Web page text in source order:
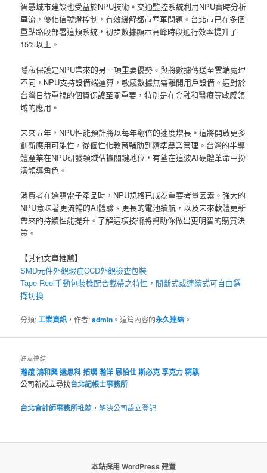
智慧城市建設也受益於NPU技術。交通監控系統利用NPU實時分析
車流，優化信號燈控制，有效緩解都市塞車問題。台北市已在多個
重點路段部署這類系統，初步數據顯示高峰時段通行效率提升了
15%以上。
隱私保護是NPU帶來的另一項重要優勢。與將數據傳送至雲端處理
不同，NPU支持設備端運算，敏感數據無需離開用戶設備。這對於
台灣日益重視的個資保護至關重要，特別是在金融和醫療等敏感領
域的應用。
未來五年，NPU性能預計將以每年翻倍的速度增長。這將開啟更多
創新應用可能性，從個性化教育輔助到精準農業管理。台灣的半導
體產業在NPU研發領域佔據關鍵地位，有望在這波AI硬體革命中扮
演領導角色。
消費者在選購電子產品時，NPU規格已成為重要考量因素。強大的
NPU意味著更流暢的AI體驗、更長的電池續航，以及未來軟體更新
帶來的持續性能提升。了解這項技術將幫助你做出更明智的購買決
策。
【其他文章推薦】
SMD元件外觀瑕疵CCD外觀檢查包裝
Tape Reel手動包裝機配合載帶之特性，間斷式或連續式可自由選
擇切換
分類:工業資訊 ，作者:admin 。這篇內容的永久連結 。
好友連結
瀚誼鴻和興達思科拓璞瀚洋恩柏仕斯必克孚克力精騏
公司新成立尋找台北記帳士事務所
台北會計師事務所推薦，解決公司設立登記
本站採用 WordPress 建置